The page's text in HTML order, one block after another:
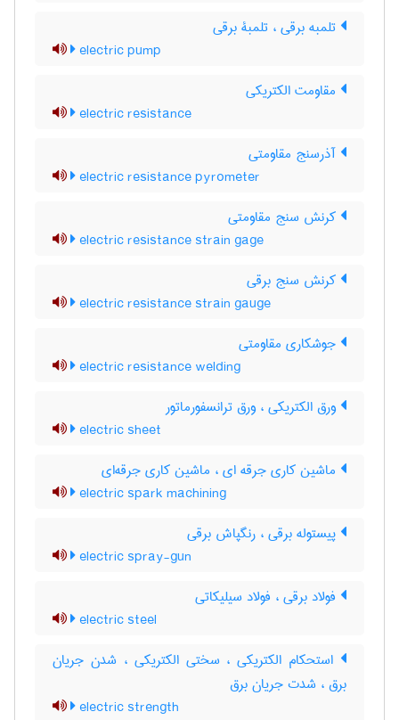
تلمبه برقی ، تلمبۀ برقی
electric pump
مقاومت الکتریکی
electric resistance
آذرسنج مقاومتی
electric resistance pyrometer
کرنش سنج مقاومتی
electric resistance strain gage
کرنش سنج برقی
electric resistance strain gauge
جوشکاری مقاومتی
electric resistance welding
ورق الکتریکی ، ورق ترانسفورماتور
electric sheet
ماشین کاری جرقه ای ، ماشین کاری جرقه‌ای
electric spark machining
پیستوله برقی ، رنگپاش برقی
electric spray-gun
فولاد برقی ، فولاد سیلیکاتی
electric steel
استحکام الکتریکی ، سختی الکتریکی ، شدن جریان
برق ، شدت جریان برق
electric strength